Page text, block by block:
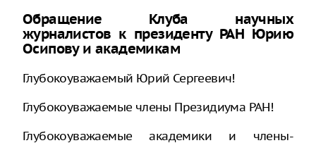
Обращение Клуба научных
журналистов к президенту РАН Юрию
Осипову и академикам
Глубокоуважаемый Юрий Сергеевич!
Глубокоуважаемые члены Президиума РАН!
Глубокоуважаемые академики и члены-